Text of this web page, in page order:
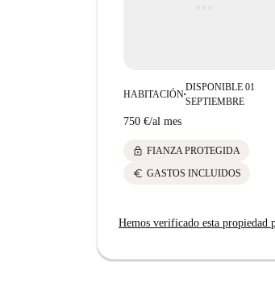
HABITACIÓN■
DISPONIBLE 01
SEPTIEMBRE
750 €/al mes
lock FIANZA PROTEGIDA
euro GASTOS INCLUIDOS
Hemos verificado esta propiedad